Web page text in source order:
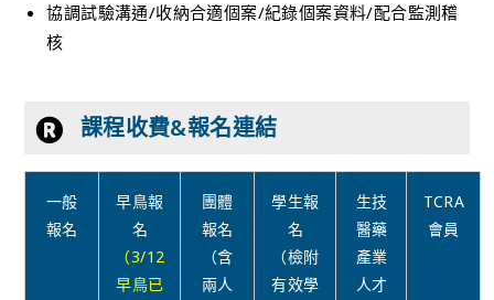
協調試驗溝通/收納合適個案/紀錄個案資料/配合監測稽
核
課程收費&報名連結
一般
報名
早鳥報
名
（3/12
早鳥已
團體
報名
（含
兩人
學生報
名
（檢附
有效學
生技
醫藥
產業
人才
TCRA
會員